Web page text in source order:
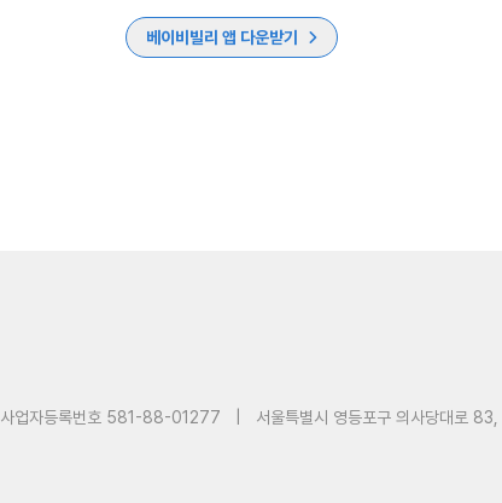
베이비빌리 앱 다운받기
사업자등록번호 581-88-01277
서울특별시 영등포구 의사당대로